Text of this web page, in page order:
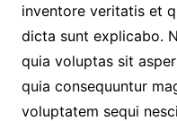
inventore veritatis et
dicta sunt explicabo.
quia voluptas sit
quia consequuntur
voluptatem sequi